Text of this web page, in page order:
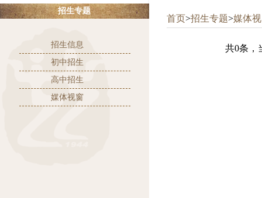
招生专题
招生信息
初中招生
高中招生
媒体视窗
首页>招生专题>媒体
共0条，